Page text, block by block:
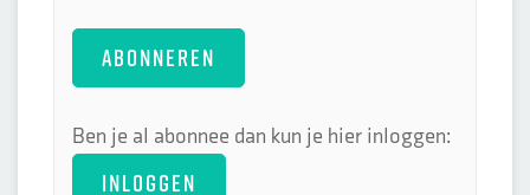
ABONNEREN
Ben je al abonnee dan kun je hier inloggen:
INLOGGEN